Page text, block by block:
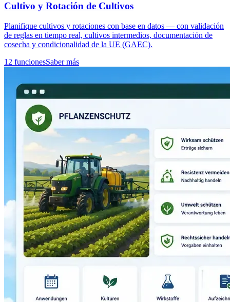
Cultivo y Rotación de Cultivos
Planifique cultivos y rotaciones con base en datos — con validación
de reglas en tiempo real, cultivos intermedios, documentación de
cosecha y condicionalidad de la UE (GAEC).
12 funcionesSaber más